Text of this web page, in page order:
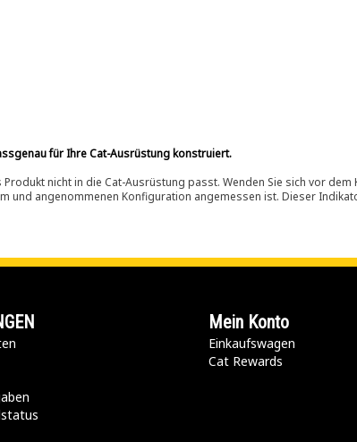
für Ihre Cat-Ausrüstung konstruiert.
nicht in die Cat-Ausrüstung passt. Wenden Sie sich vor dem
und angenommenen Konfiguration angemessen ist. Dieser
Mein Konto
Einkaufswagen
Cat Rewards